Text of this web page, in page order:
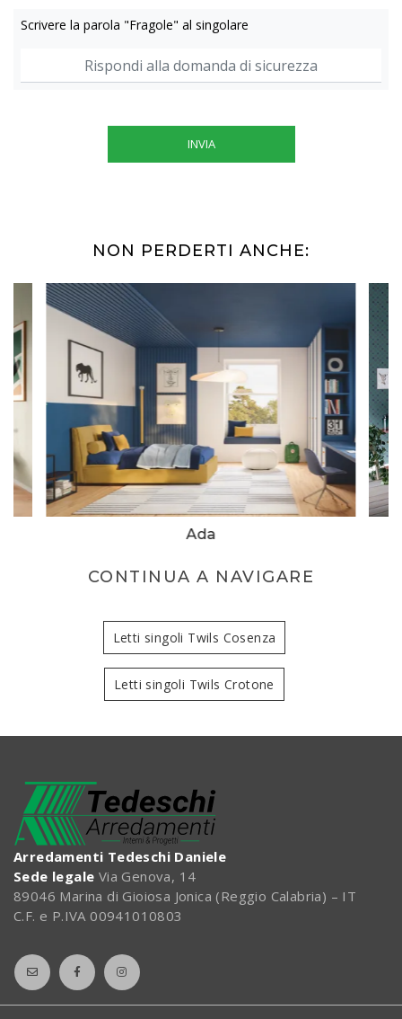
Scrivere la parola "Fragole" al singolare
INVIA
NON PERDERTI ANCHE:
Ada
CONTINUA A NAVIGARE
Letti singoli Twils Cosenza
Letti singoli Twils Crotone
Arredamenti Tedeschi Daniele
Sede legale Via Genova, 14
89046 Marina di Gioiosa Jonica (Reggio Calabria) – IT
C.F. e P.IVA 00941010803